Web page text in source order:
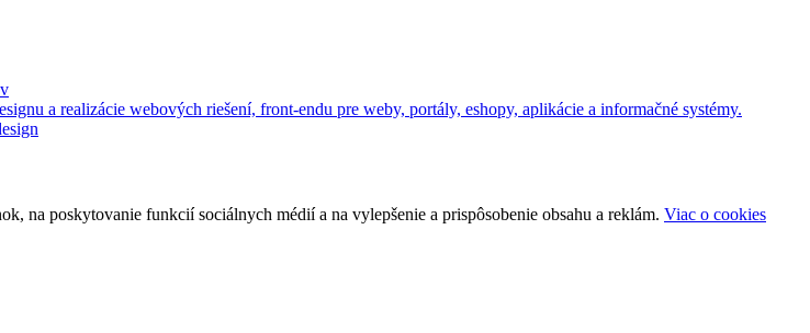
a realizácie webových riešení, front-endu pre weby, portály, eshopy, aplikácie a informačné systémy.
na poskytovanie funkcií sociálnych médií a na vylepšenie a prispôsobenie obsahu a reklám. Viac o cookies